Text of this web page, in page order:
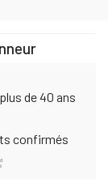
de 40 ans
confirmés